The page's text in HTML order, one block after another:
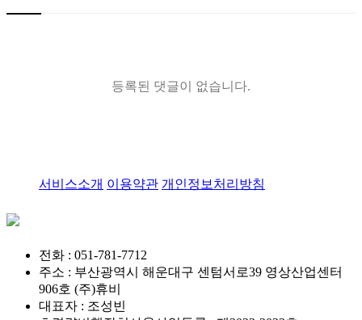
등록된 댓글이 없습니다.
서비스소개 이용약관 개인정보처리방침
전화 : 051-781-7712
주소 : 부산광역시 해운대구 센텀서로39 영상산업센터
906호 (주)휴비
대표자 : 조성빈